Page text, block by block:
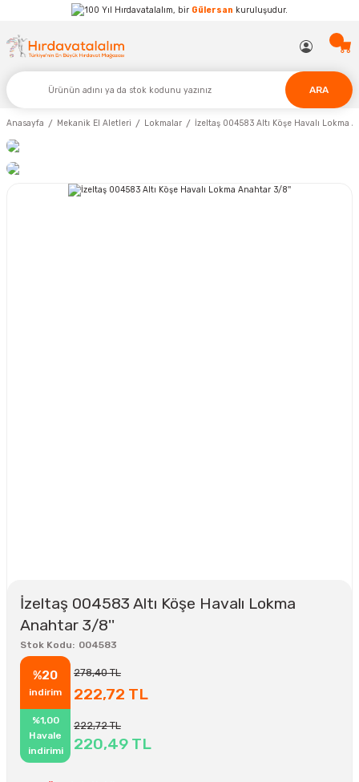
Hırdavatalalım, bir Gülersan kuruluşudur.
ARA
Anasayfa Mekanik El Aletleri Lokmalar İzeltaş 004583 Altı Köşe Havalı Lokma
İzeltaş 004583 Altı Köşe Havalı Lokma
Anahtar 3/8''
Stok Kodu 004583
%20
indirim
278,40 TL
222,72 TL
%1,00
Havale
indirimi
222,72 TL
220,49 TL